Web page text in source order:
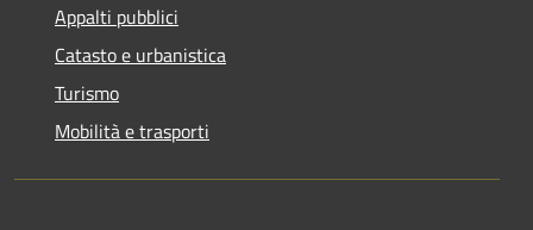
Appalti pubblici
Catasto e urbanistica
Turismo
Mobilità e trasporti